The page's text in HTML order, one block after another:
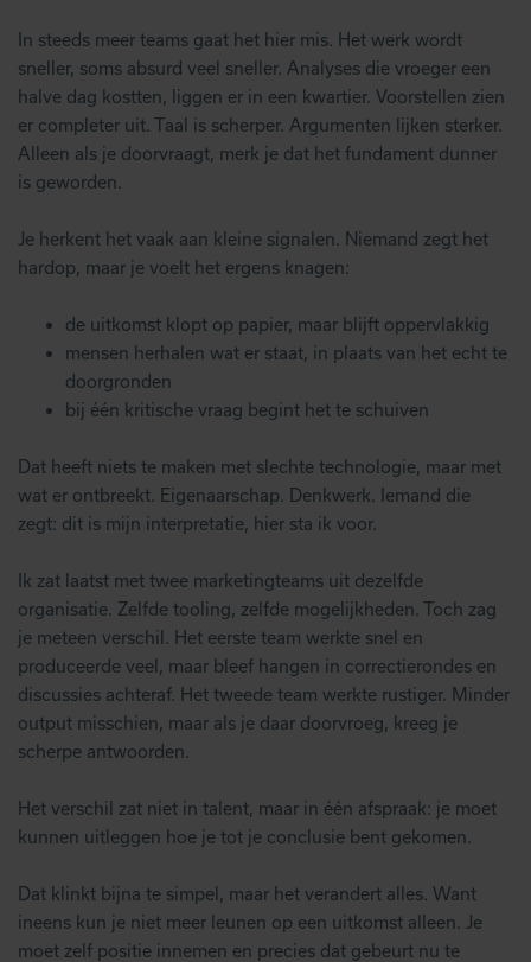
In steeds meer teams gaat het hier mis. Het werk wordt
sneller, soms absurd veel sneller. Analyses die vroeger een
halve dag kostten, liggen er in een kwartier. Voorstellen zien
er completer uit. Taal is scherper. Argumenten lijken sterker.
Alleen als je doorvraagt, merk je dat het fundament dunner
is geworden.
Je herkent het vaak aan kleine signalen. Niemand zegt het
hardop, maar je voelt het ergens knagen:
de uitkomst klopt op papier, maar blijft oppervlakkig
mensen herhalen wat er staat, in plaats van het echt te
doorgronden
bij één kritische vraag begint het te schuiven
Dat heeft niets te maken met slechte technologie, maar met
wat er ontbreekt. Eigenaarschap. Denkwerk. Iemand die
zegt: dit is mijn interpretatie, hier sta ik voor.
Ik zat laatst met twee marketingteams uit dezelfde
organisatie. Zelfde tooling, zelfde mogelijkheden. Toch zag
je meteen verschil. Het eerste team werkte snel en
produceerde veel, maar bleef hangen in correctierondes en
discussies achteraf. Het tweede team werkte rustiger. Minder
output misschien, maar als je daar doorvroeg, kreeg je
scherpe antwoorden.
Het verschil zat niet in talent, maar in één afspraak: je moet
kunnen uitleggen hoe je tot je conclusie bent gekomen.
Dat klinkt bijna te simpel, maar het verandert alles. Want
ineens kun je niet meer leunen op een uitkomst alleen. Je
moet zelf positie innemen en precies dat gebeurt nu te